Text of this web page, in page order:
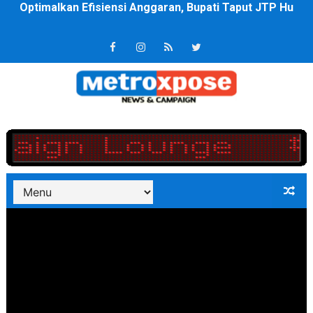
PT ASDP Cabang Ambon Siap Dukung Program Bank
Saadiah Uluputty Buka Pekan Olahraga HUT ke-81 RI
4 Dokter Asal Nias Barat Lulus PPDS di FK USU,
DPRD Kota Bekasi Minta Penanganan Pencemaran
Unggul 3 Gol Kesebelasan MKRE FC Raih Tiket
Jelang HUT RI ke 81Turnamen Olah Anak Muda Kota